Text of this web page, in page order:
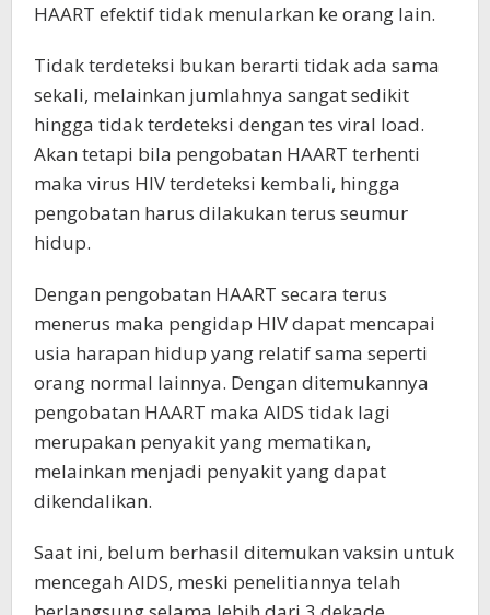
HAART efektif tidak menularkan ke orang lain.
Tidak terdeteksi bukan berarti tidak ada sama
sekali, melainkan jumlahnya sangat sedikit
hingga tidak terdeteksi dengan tes viral load.
Akan tetapi bila pengobatan HAART terhenti
maka virus HIV terdeteksi kembali, hingga
pengobatan harus dilakukan terus seumur
hidup.
Dengan pengobatan HAART secara terus
menerus maka pengidap HIV dapat mencapai
usia harapan hidup yang relatif sama seperti
orang normal lainnya. Dengan ditemukannya
pengobatan HAART maka AIDS tidak lagi
merupakan penyakit yang mematikan,
melainkan menjadi penyakit yang dapat
dikendalikan.
Saat ini, belum berhasil ditemukan vaksin untuk
mencegah AIDS, meski penelitiannya telah